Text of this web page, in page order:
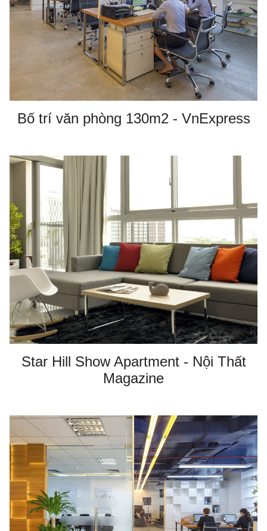
Bố trí văn phòng 130m2 - VnExpress
Star Hill Show Apartment - Nội Thất
Magazine